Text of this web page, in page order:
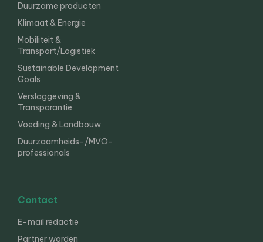
Duurzame producten
Klimaat & Energie
Mobiliteit &
Transport/Logistiek
Sustainable Development
Goals
Verslaggeving &
Transparantie
Voeding & Landbouw
Duurzaamheids-/MVO-
professionals
Contact
E-mail redactie
Partner worden